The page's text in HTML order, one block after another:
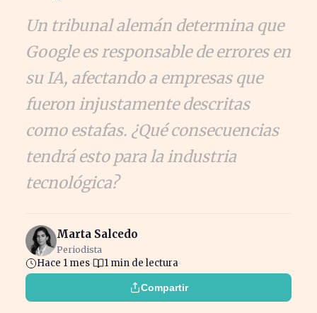
Un tribunal alemán determina que
Google es responsable de errores en
su IA, afectando a empresas que
fueron injustamente descritas
como estafas. ¿Qué consecuencias
tendrá esto para la industria
tecnológica?
Marta Salcedo
Periodista
Hace 1 mes 1 min de lectura
Compartir